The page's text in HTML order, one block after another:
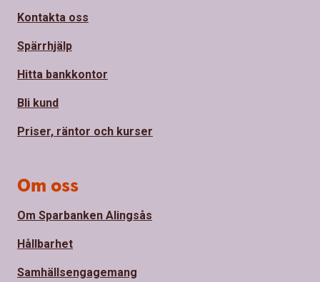
Kontakta oss
Spärrhjälp
Hitta bankkontor
Bli kund
Priser, räntor och kurser
Om oss
Om Sparbanken Alingsås
Hållbarhet
Samhällsengagemang